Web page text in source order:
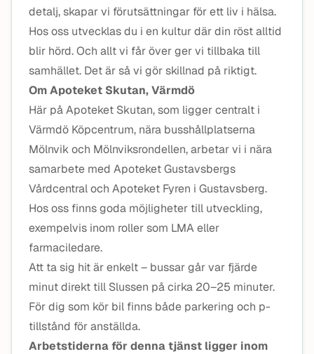
detalj, skapar vi förutsättningar för ett liv i hälsa.
Hos oss utvecklas du i en kultur där din röst alltid
blir hörd. Och allt vi får över ger vi tillbaka till
samhället. Det är så vi gör skillnad på riktigt.
Om Apoteket Skutan, Värmdö
Här på Apoteket Skutan, som ligger centralt i
Värmdö Köpcentrum, nära busshållplatserna
Mölnvik och Mölnviksrondellen, arbetar vi i nära
samarbete med Apoteket Gustavsbergs
Vårdcentral och Apoteket Fyren i Gustavsberg.
Hos oss finns goda möjligheter till utveckling,
exempelvis inom roller som LMA eller
farmaciledare.
Att ta sig hit är enkelt – bussar går var fjärde
minut direkt till Slussen på cirka 20–25 minuter.
För dig som kör bil finns både parkering och p-
tillstånd för anställda.
Arbetstiderna för denna tjänst ligger inom